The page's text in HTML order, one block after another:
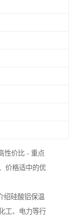
性价比 - 重点
价格适中的优
绍硅酸铝保温
工、电力等行